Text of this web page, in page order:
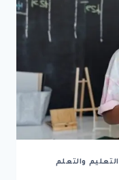
التعليم والتعلم